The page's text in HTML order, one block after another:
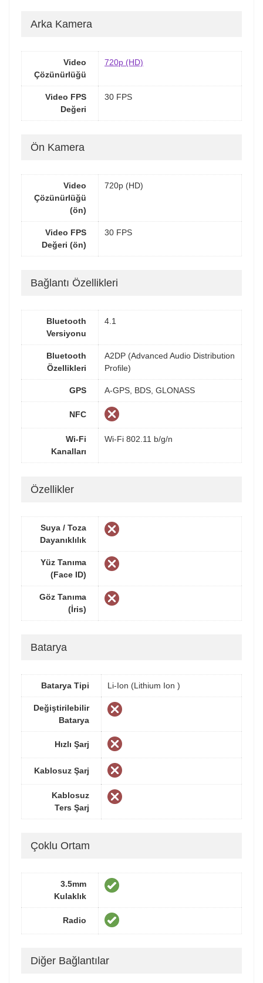
Arka Kamera
Video
Çözünürlüğü
720p (HD)
Video FPS
Değeri
30 FPS
Ön Kamera
Video
Çözünürlüğü
(ön)
720p (HD)
Video FPS
Değeri (ön)
30 FPS
Bağlantı Özellikleri
Bluetooth
Versiyonu
4.1
Bluetooth
Özellikleri
A2DP (Advanced Audio Distribution
Profile)
GPS A-GPS, BDS, GLONASS
NFC
Wi-Fi
Kanalları
Wi-Fi 802.11 b/g/n
Özellikler
Suya / Toza
Dayanıklılık
Yüz Tanıma
(Face ID)
Göz Tanıma
(İris)
Batarya
Batarya Tipi Li-Ion (Lithium Ion )
Değiştirilebilir
Batarya
Hızlı Şarj
Kablosuz Şarj
Kablosuz
Ters Şarj
Çoklu Ortam
3.5mm
Kulaklık
Radio
Diğer Bağlantılar